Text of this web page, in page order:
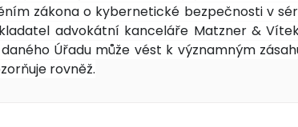
zákona o kybernetické bezpečnosti v
advokátní kanceláře Matzner &
Úřadu může vést k významným
rovněž.